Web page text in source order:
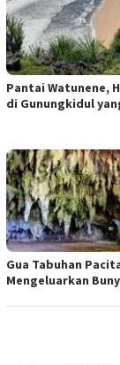
Pantai Watunene,
di Gunungkidul
Gua Tabuhan
Mengeluarkan